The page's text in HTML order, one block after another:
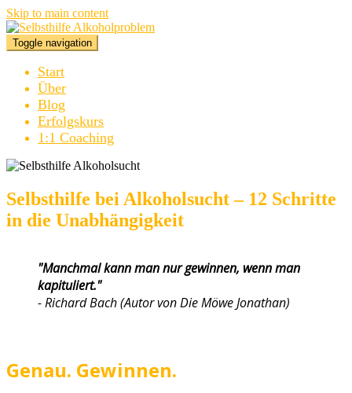
Skip to main content
Toggle navigation
Start
Über
Blog
Erfolgskurs
1:1 Coaching
Selbsthilfe bei Alkoholsucht – 12 Schritte
in die Unabhängigkeit
"Manchmal kann man nur gewinnen, wenn man
kapituliert."
-Richard Bach (Autor von Die Möwe Jonathan)
Genau. Gewinnen.